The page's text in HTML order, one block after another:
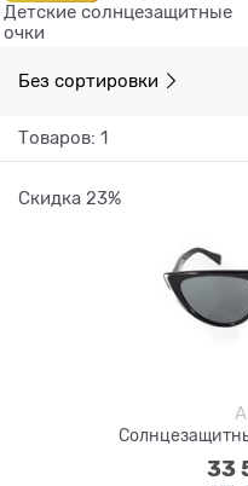
Детские солнцезащитные
очки
Без сортировки
Товаров: 1
Скидка 23%
33